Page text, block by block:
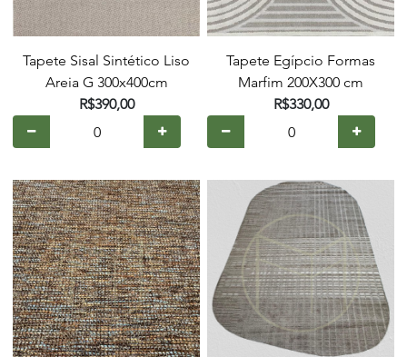
Tapete Sisal Sintético Liso
Areia G 300x400cm
R$390,00
Tapete Egípcio Formas
Marfim 200X300 cm
R$330,00